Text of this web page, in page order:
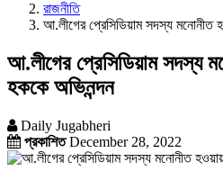
রাজনীতি
আ.লীগের প্রেসিডিয়াম সদস্য মনোনীত
আ.লীগের প্রেসিডিয়াম সদস্য
হককে অভিনন্দন
Daily Jugabheri
প্রকাশিতDecember 28, 2022